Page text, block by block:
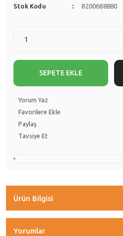
Stok Kodu
8200688880
SEPETE EKLE
Yorum Yaz
Paylaş
Tavsiye Et
Ürün Bilgisi
Yorumlar